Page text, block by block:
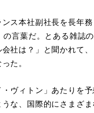
ス本社副社長を長年務
言葉だ。とある雑誌の
社は？」と聞かれて、
た。
ヴィトン」あたりを
な、国際的にさまざ